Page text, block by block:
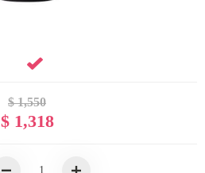
$ 1,550
$ 1,318